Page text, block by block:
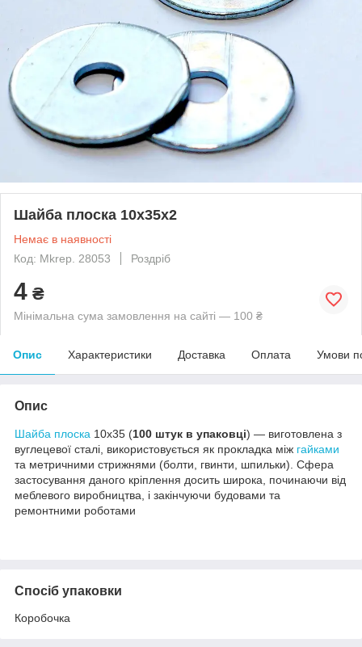
Шайба плоска 10х35х2
Немає в наявності
Код: Mkrep. 28053
Роздріб
4 ₴
Мінімальна сума замовлення на сайті — 100 ₴
Опис Характеристики Доставка Оплата Умови
Опис
Шайба плоска 10х35 (100 штук в упаковці) ― виготовлена з
вуглецевої сталі, використовується як прокладка між гайками
та метричними стрижнями (болти, гвинти, шпильки). Сфера
застосування даного кріплення досить широка, починаючи від
меблевого виробництва, і закінчуючи будовами та
ремонтними роботами
Спосіб упаковки
Коробочка